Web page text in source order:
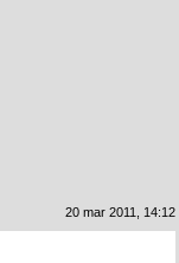
20 mar 2011, 14:12